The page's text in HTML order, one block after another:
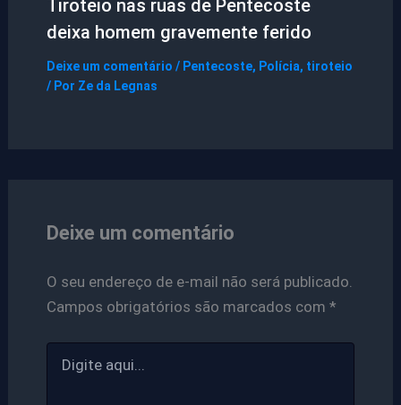
Tiroteio nas ruas de Pentecoste
deixa homem gravemente ferido
Deixe um comentário / Pentecoste, Polícia, tiroteio
/ Por Ze da Legnas
Deixe um comentário
O seu endereço de e-mail não será publicado.
Campos obrigatórios são marcados com *
aqui...